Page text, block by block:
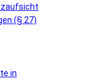
(§ 27)
in